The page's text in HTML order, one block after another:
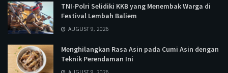
TNI-Polri Selidiki KKB yang Menembak Warga di
Festival Lembah Baliem
AUGUST 9, 2026
Menghilangkan Rasa Asin pada Cumi Asin dengan
Teknik Perendaman Ini